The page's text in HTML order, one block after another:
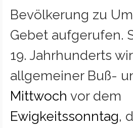
Bevölkerung zu
Gebet aufgerufen.
19. Jahrhunderts
allgemeiner Buß-
Mittwoch vor dem
Ewigkeitssonntag,